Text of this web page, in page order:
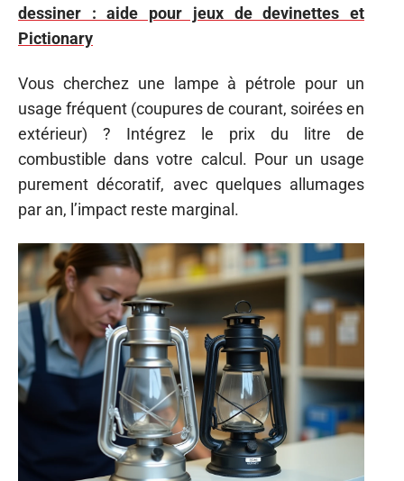
dessiner : aide pour jeux de devinettes et
Pictionary
Vous cherchez une lampe à pétrole pour un
usage fréquent (coupures de courant, soirées en
extérieur) ? Intégrez le prix du litre de
combustible dans votre calcul. Pour un usage
purement décoratif, avec quelques allumages
par an, l’impact reste marginal.